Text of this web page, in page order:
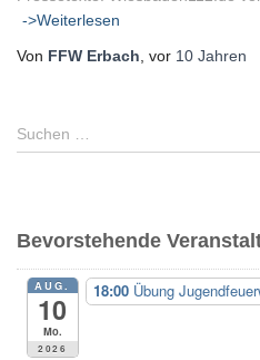
->Weiterlesen
Von FFW Erbach , vor 10 Jahren
S
u
n
n
Suchen …
Bevorstehende
AUG.
10
Mo.
2026
18:00 Übung